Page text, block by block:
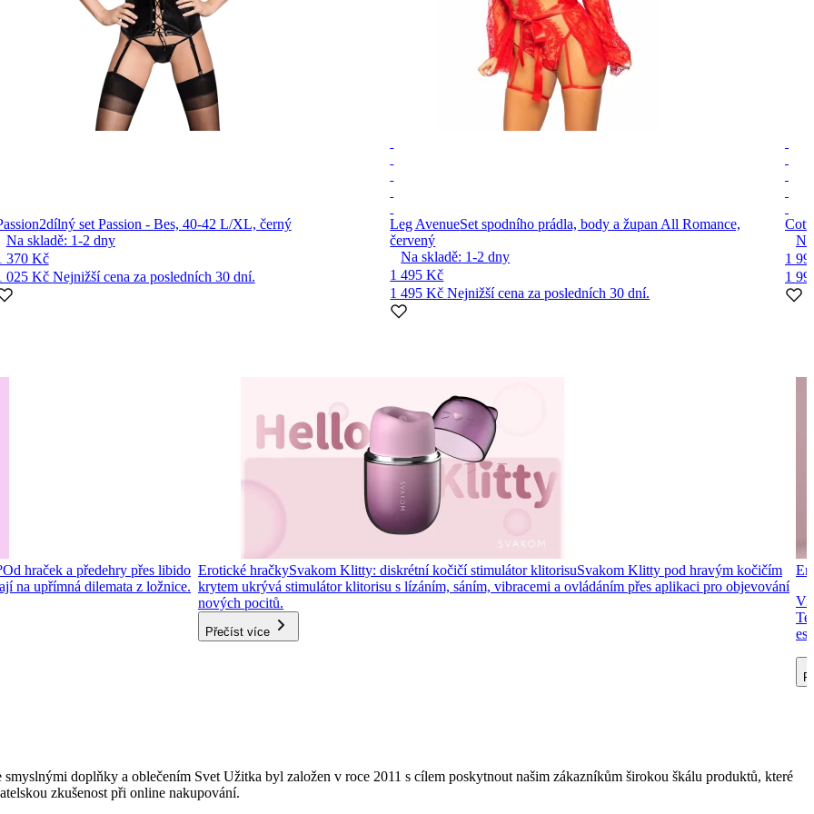
2dílný set Passion - Bes, 40-42 L/XL, černý
Na skladě: 1-2 dny
370 Kč
025 Kč Nejnižší cena za posledních 30 dní.
Leg AvenueSet spodního prádla, body a župan All Romance,
červený
Na skladě: 1-2dny
1 495 Kč
1 495 KčNejnižší cena za posledních 30 dní.
1
1
Od hraček a předehry přes libido
na upřímná dilemata z ložnice.
Erotické hračkySvakom Klitty: diskrétní kočičí stimulátor klitorisuSvakom Klitty pod hravým kočičím
krytem ukrývá stimulátor klitorisu s lízáním, sáním, vibracemi a ovládáním přes aplikaci pro objevování
nových pocitů.
Přečíst více
smyslnými doplňky a oblečením Svet Užitka byl založen v roce 2011 s cílem poskytnout našim zákazníkům širokou škálu produktů, které
zkušenost při online nakupování.